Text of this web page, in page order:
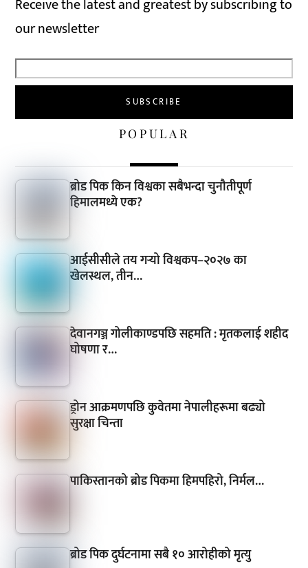
Receive the latest and greatest by subscribing to
our newsletter
POPULAR
ब्रोड पिक किन विश्वका सबैभन्दा चुनौतीपूर्ण
हिमालमध्ये एक?
आईसीसीले तय गर्‍यो विश्वकप–२०२७ का
खेलस्थल, तीन…
देवानगञ्ज गोलीकाण्डपछि सहमति : मृतकलाई शहीद
घोषणा र…
ड्रोन आक्रमणपछि कुवेतमा नेपालीहरूमा बढ्यो
सुरक्षा चिन्ता
पाकिस्तानको ब्रोड पिकमा हिमपहिरो, निर्मल…
ब्रोड पिक दुर्घटनामा सबै १० आरोहीको मृत्यु